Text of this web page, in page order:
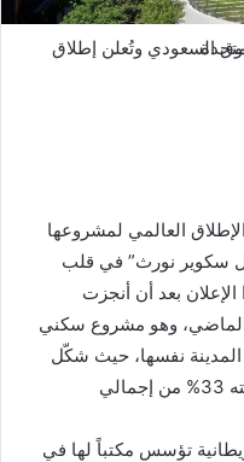
العالمي لمشروعها
سكوير نورث” في قلب
بعد أن أنجزت
الماضي، وهو مشروع سكني
في المدينة نفسها، حيث شكّل
المستثمرون السعوديون فيه ما نسبته 33% من إجمالي
تؤسس مكتباً لها في